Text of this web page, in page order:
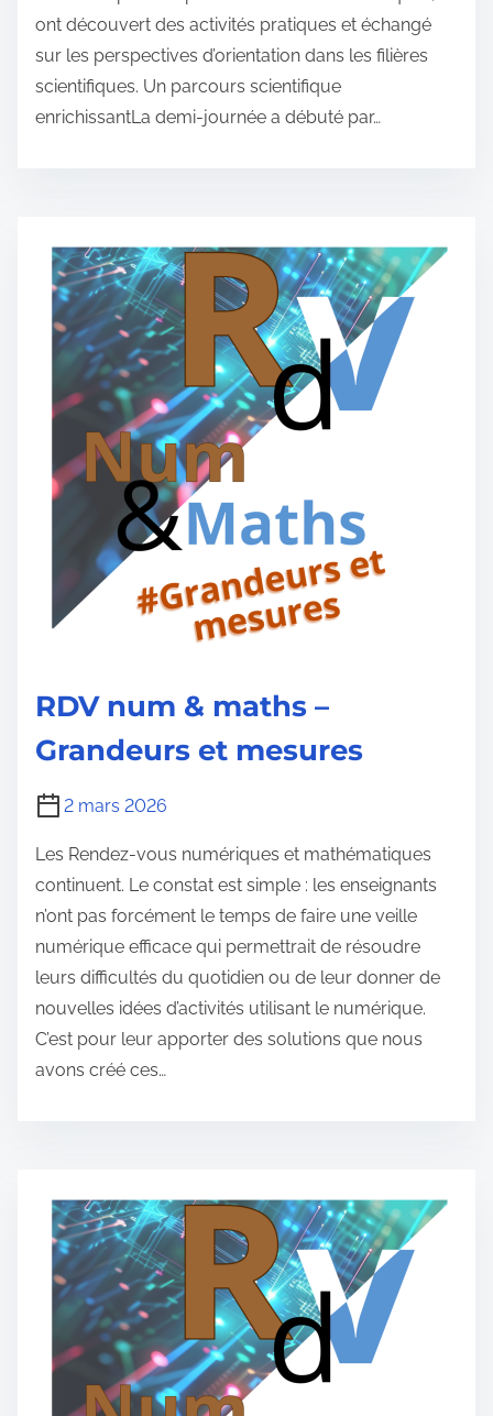
ont découvert des activités pratiques et échangé
sur les perspectives d’orientation dans les filières
scientifiques. Un parcours scientifique
enrichissantLa demi-journée a débuté par…
RDV num & maths –
Grandeurs et mesures
2 mars 2026
Les Rendez-vous numériques et mathématiques
continuent. Le constat est simple : les enseignants
n’ont pas forcément le temps de faire une veille
numérique efficace qui permettrait de résoudre
leurs difficultés du quotidien ou de leur donner de
nouvelles idées d’activités utilisant le numérique.
C’est pour leur apporter des solutions que nous
avons créé ces…